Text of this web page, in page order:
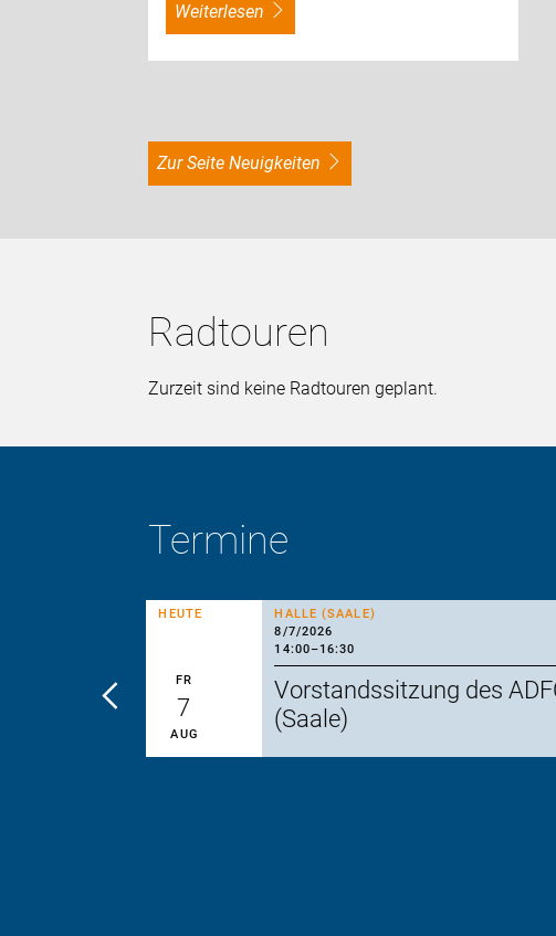
weiterlesen
zur Seite Neuigkeiten
Radtouren
Zurzeit sind keine Radtouren geplant.
Termine
HEUTE
HALLE (SAALE)
8/7/2026
14:00–16:30
FR
7
AUG
Vorstandssitzung des
(Saale)